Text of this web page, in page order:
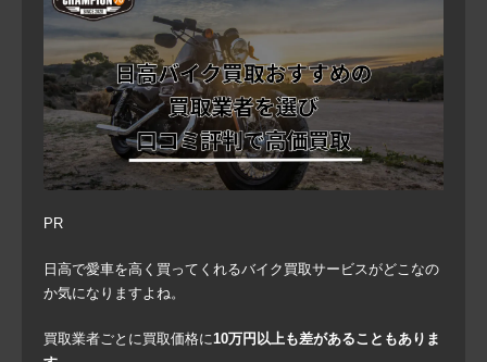
PR
日高で愛車を高く買ってくれるバイク買取サービスがどこなの
か気になりますよね。
買取業者ごとに買取価格に10万円以上も差があることもありま